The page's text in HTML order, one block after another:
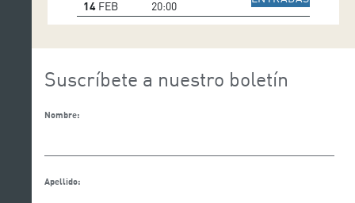
14FEB
20:00
Suscríbete a nuestro boletín
Nombre:
Apellido: